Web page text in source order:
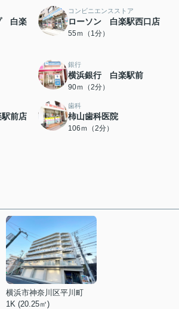
白楽
コンビニエンスストア
ローソン 白楽駅西口店
55ｍ（1分）
銀行
横浜銀行 白楽駅前
90ｍ（2分）
前店
歯科
柿山歯科医院
106ｍ（2分）
横浜市神奈川区平川町
1K (20.25㎡)